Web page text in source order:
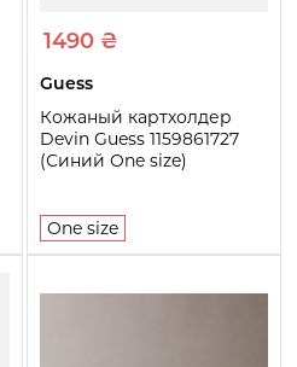
1490 ₴
Guess
Кожаный картхолдер
Devin Guess 1159861727
(Синий One size)
One size